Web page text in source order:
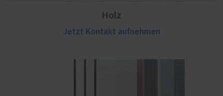
Holz
Jetzt Kontakt aufnehmen